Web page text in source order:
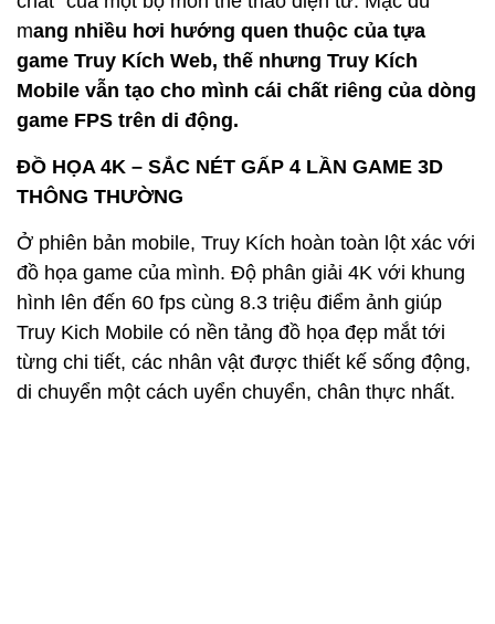
mang nhiều hơi hướng quen thuộc của tựa
game Truy Kích Web, thế nhưng Truy Kích
Mobile vẫn tạo cho mình cái chất riêng của dòng
game FPS trên di động.
ĐỒ HỌA 4K – SẮC NÉT GẤP 4 LẦN GAME 3D
THÔNG THƯỜNG
Ở phiên bản mobile, Truy Kích hoàn toàn lột xác với
đồ họa game của mình. Độ phân giải 4K với khung
hình lên đến 60 fps cùng 8.3 triệu điểm ảnh giúp
Truy Kich Mobile có nền tảng đồ họa đẹp mắt tới
từng chi tiết, các nhân vật được thiết kế sống động,
di chuyển một cách uyển chuyển, chân thực nhất.